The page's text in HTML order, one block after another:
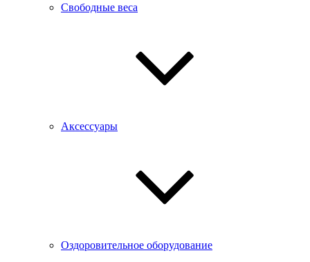
Свободные веса
Аксессуары
Оздоровительное оборудование